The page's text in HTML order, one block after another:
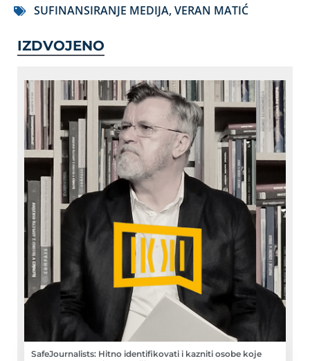
SUFINANSIRANJE MEDIJA,VERAN MATIĆ
IZDVOJENO
SafeJournalists: Hitno identifikovati i kazniti osobe koje